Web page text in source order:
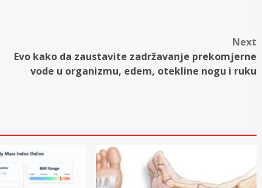
Next
Evo kako da zaustavite zadržavanje prekomjerne
vode u organizmu, edem, otekline nogu i ruku